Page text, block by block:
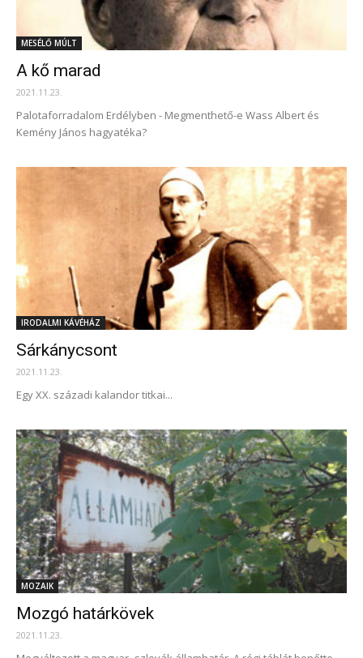
MESÉLŐ MÚLT
A kő marad
2021.11.23.
Palotaforradalom Erdélyben - Megmenthető-e Wass Albert és
Kemény János hagyatéka?
IRODALMI KÁVÉHÁZ
Sárkánycsont
2021.11.23.
Egy XX. századi kalandor titkai...
MOZAIK
Mozgó határkövek
2021.11.23.